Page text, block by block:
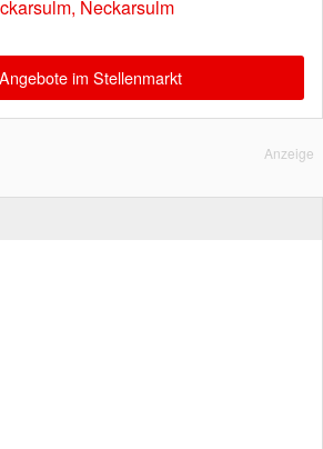
Neckarsulm
im Stellenmarkt
Anzeige